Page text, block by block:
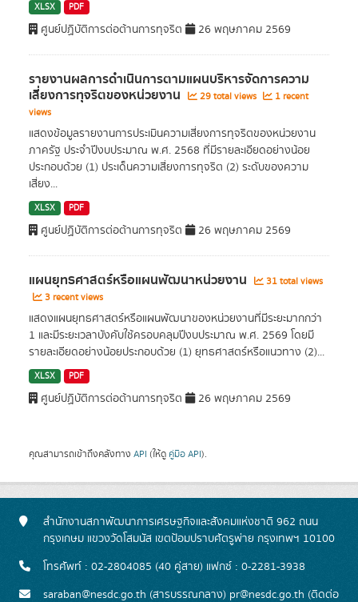
XLSX PDF
ศูนย์ปฏิบัติการต่อต้านการทุจริต 26 พฤษภาคม 2569
รายงานผลการดำเนินการตามแผนบริหารจัดการความ
เสี่ยงการทุจริตของหน่วยงาน 29 total views
1 recent
views
แสดงข้อมูลรายงานการประเมินความเสี่ยงการทุจริตของหน่วยงาน
ภาครัฐ ประจำปีงบประมาณ พ.ศ. 2568 ที่มีรายละเอียดอย่างน้อย
ประกอบด้วย (1) ประเด็นความเสี่ยงการทุจริต (2) ระดับของความ
เสี่ยง...
XLSX PDF
ศูนย์ปฏิบัติการต่อต้านการทุจริต 26 พฤษภาคม 2569
แผนยุทธศาสตร์หรือแผนพัฒนาหน่วยงาน
31 total views
3 recent views
แสดงแผนยุทธศาสตร์หรือแผนพัฒนาของหน่วยงานที่มีระยะมากกว่า
1 และมีระยะเวลาบังคับใช้ครอบคลุมปีงบประมาณ พ.ศ. 2569 โดยมี
รายละเอียดอย่างน้อยประกอบด้วย (1) ยุทธศาสตร์หรือแนวทาง (2)...
XLSX PDF
ศูนย์ปฏิบัติการต่อต้านการทุจริต 26 พฤษภาคม 2569
คุณสามารถเข้าถึงคลังทาง API (ให้ดู คู่มือ API).
สำนักงานสภาพัฒนาการเศรษฐกิจและสังคมแห่งชาติ 962 ถนน
กรุงเกษม แขวงวัดโสมนัส เขตป้อมปราบศัตรูพ่าย กรุงเทพฯ 10100
โทรศัพท์ : 02-2804085 (40 คู่สาย) แฟกซ์ : 0-2281-3938
saraban@nesdc.go.th (สารบรรณกลาง) pr@nesdc.go.th (ติดต่อ